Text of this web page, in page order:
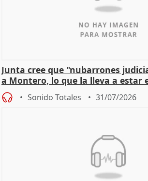
Junta cree que "nubarrones
a Montero, lo que la lleva a estar
Sonido Totales 31/07/2026